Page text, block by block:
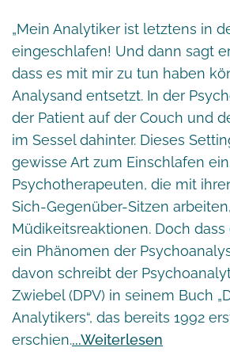
„Mein Analytiker ist letztens in
eingeschlafen! Und dann sagt
dass es mit mir zu tun haben
Analysand entsetzt. In der
der Patient auf der Couch und
im Sessel dahinter. Dieses
gewisse Art zum Einschlafen
Psychotherapeuten, die mit
Sich-Gegenüber-Sitzen
Müdikeitsreaktionen. Doch
ein Phänomen der
davon schreibt der
Zwiebel(DPV) in seinem Buch
Analytikers“, das bereits 1992
erschien. Weiterlesen